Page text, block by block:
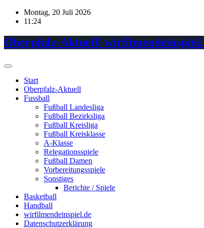
Skip
Montag, 20 Juli 2026
11:24
Oberpfalz-Aktuell/
Start
Oberpfalz-Aktuell
Fussball
Fußball Landesliga
Fußball Bezirksliga
Fußball Kreisliga
Fußball Kreisklasse
A-Klasse
Relegationsspiele
Fußball Damen
Vorbereitungsspiele
Sonstiges
Berichte / Spiele
Basketball
Handball
wirfilmendeinspiel.de
Datenschutzerklärung